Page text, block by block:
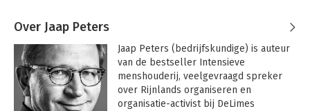
Over Jaap Peters
Jaap Peters (bedrijfskundige) is auteur
van de bestseller Intensieve
menshouderij, veelgevraagd spreker
over Rijnlands organiseren en
organisatie-activist bij DeLimes